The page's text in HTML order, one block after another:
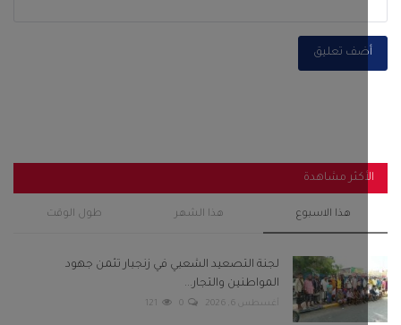
تعليق
مشاهدة
هذا الاسبوع هذا الشهر طول الوقت
لجنة التصعيد الشعبي في زنجبار تثمن جهود
المواطنين والتجار...
أغسطس 6, 2026 0
121